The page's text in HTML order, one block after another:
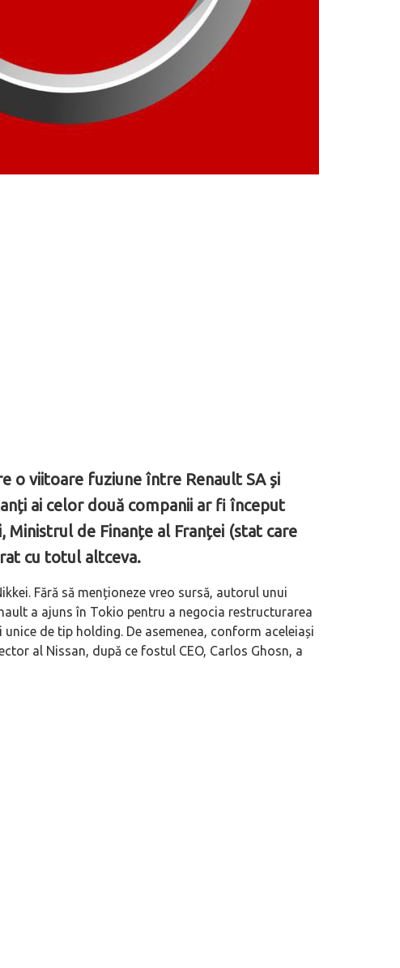
o viitoare fuziune între Renault SA și
ai celor două companii ar fi început
de Finanțe al Franței (stat care
cu totul altceva.
Fără să menționeze vreo sursă, autorul unui
a ajuns în Tokio pentru a negocia restructurarea
de tip holding. De asemenea, conform aceleiași
al Nissan, după ce fostul CEO, Carlos Ghosn, a